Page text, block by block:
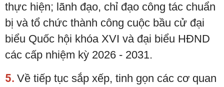
thực hiện; lãnh đạo, chỉ đạo công tác chuẩn
bị và tổ chức thành công cuộc bầu cử đại
biểu Quốc hội khóa XVI và đại biểu HĐND
các cấp nhiệm kỳ 2026 - 2031.
5. Về tiếp tục sắp xếp, tinh gọn các cơ quan